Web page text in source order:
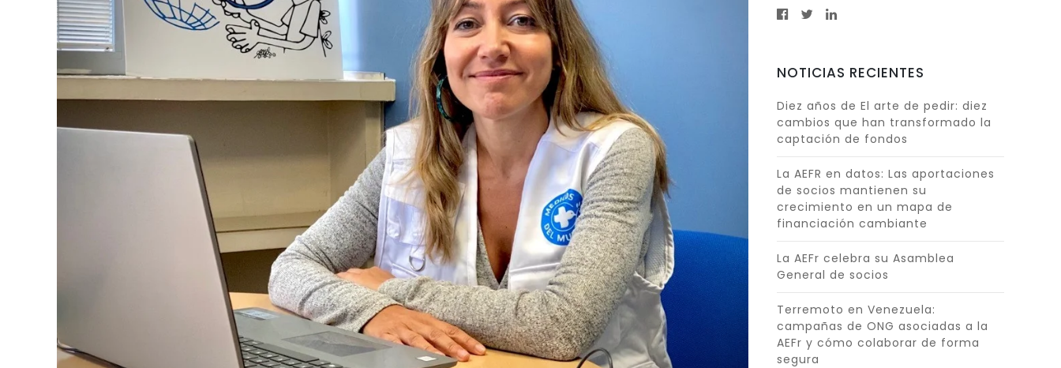
NOTICIAS RECIENTES
Diez años de El arte de pedir: diez
cambios que han transformado la
captación de fondos
La AEFR en datos: Las aportaciones
de socios mantienen su
crecimiento en un mapa de
financiación cambiante
La AEFr celebra su Asamblea
General de socios
Terremoto en Venezuela:
campañas de ONG asociadas a la
AEFr y cómo colaborar de forma
segura